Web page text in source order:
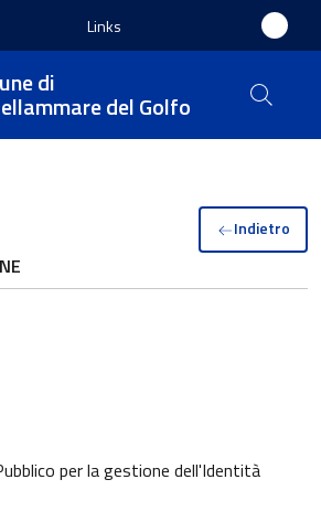
Links
di
del Golfo
Indietro
per la gestione dell'Identità